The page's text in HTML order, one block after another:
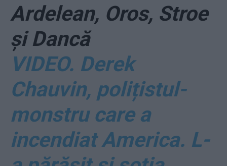
Ardelean, Oros, Stroe
și Dancă
VIDEO. Derek
Chauvin, polițistul-
monstru care a
incendiat America. L-